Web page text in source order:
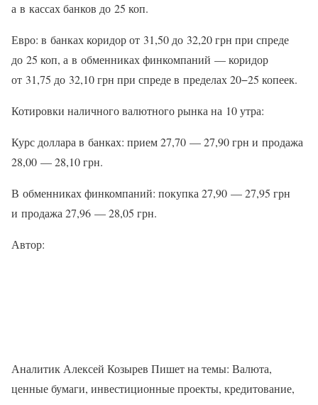
а в кассах банков до 25 коп.
Евро: в банках коридор от 31,50 до 32,20 грн при спреде
до 25 коп, а в обменниках финкомпаний — коридор
от 31,75 до 32,10 грн при спреде в пределах 20−25 копеек.
Котировки наличного валютного рынка на 10 утра:
Курс доллара в банках: прием 27,70 — 27,90 грн и продажа
28,00 — 28,10 грн.
В обменниках финкомпаний: покупка 27,90 — 27,95 грн
и продажа 27,96 — 28,05 грн.
Автор:
Аналитик Алексей Козырев Пишет на темы: Валюта,
ценные бумаги, инвестиционные проекты, кредитование,